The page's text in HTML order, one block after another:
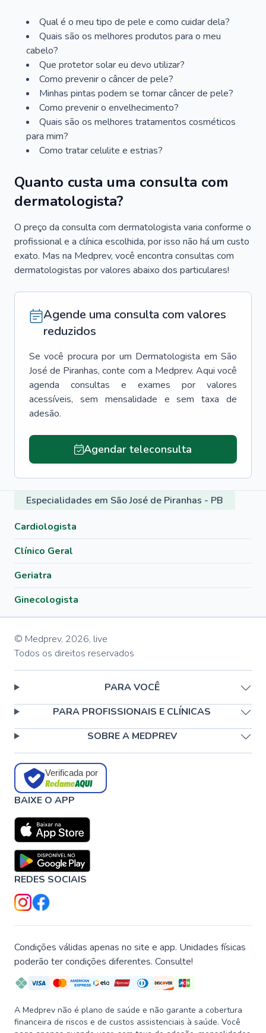
Qual é o meu tipo de pele e como cuidar dela?
Quais são os melhores produtos para o meu
cabelo?
Que protetor solar eu devo utilizar?
Como prevenir o câncer de pele?
Minhas pintas podem se tornar câncer de pele?
Como prevenir o envelhecimento?
Quais são os melhores tratamentos cosméticos
para mim?
Como tratar celulite e estrias?
Quanto custa uma consulta com
dermatologista?
O preço da consulta com dermatologista varia conforme o
profissional e a clínica escolhida, por isso não há um custo
exato. Mas na Medprev, você encontra consultas com
dermatologistas por valores abaixo dos particulares!
Agende uma consulta com valores
reduzidos
Se você procura por um Dermatologista em São
José de Piranhas, conte com a Medprev. Aqui você
agenda consultas e exames por valores
acessíveis, sem mensalidade e sem taxa de
adesão.
Agendar teleconsulta
Especialidades em São José de Piranhas - PB
Cardiologista
Clínico Geral
Geriatra
Ginecologista
© Medprev, 2026, live
Todos os direitos reservados
PARA VOCÊ
PARA PROFISSIONAIS E CLÍNICAS
SOBRE A MEDPREV
Verificada por
BAIXE O APP
REDES SOCIAIS
Condições válidas apenas no site e app. Unidades físicas
poderão ter condições diferentes. Consulte!
A Medprev não é plano de saúde e não garante a cobertura
financeira de riscos e de custos assistenciais à saúde. Você